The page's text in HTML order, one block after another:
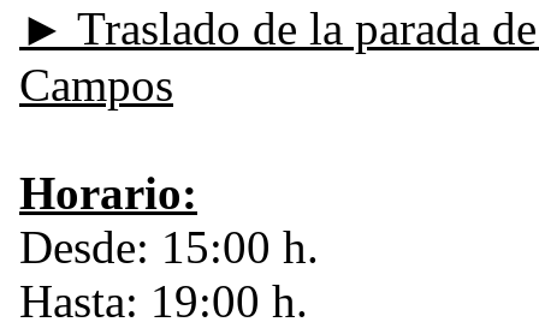
► Traslado de la parada
Campos
Horario:
Desde: 15:00 h.
Hasta: 19:00 h.